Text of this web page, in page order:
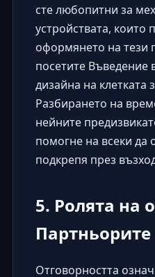
сте любопитни за
устройствата, които
оформянето на тези
посетите Въведение
дизайна на клетката
Разбирането на
нейните
помогне на всеки да
подкрепя през
5. Ролята на
Отговорността